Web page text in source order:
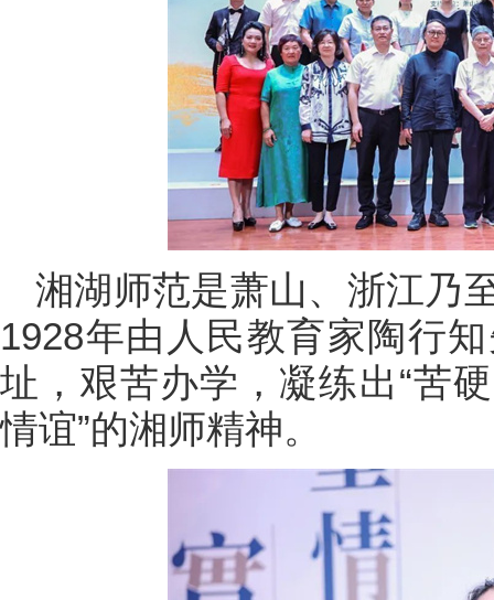
湘湖师范是萧山、浙江乃
1928年由人民教育家陶行
址，艰苦办学，凝练出“苦
情谊”的湘师精神。